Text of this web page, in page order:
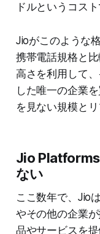
ドルというコス
Jioがこのような
携帯電話規格と
高さを利用して
した唯一の企業
を見ない規模と
Jio
ない
ここ数年で、Jio
やその他の企業
品やサービスを提